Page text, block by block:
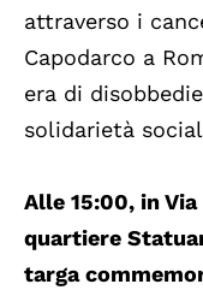
attraverso i
Capodarco a
era di
solidarietà
Alle 15:00, in
quartiere
targa